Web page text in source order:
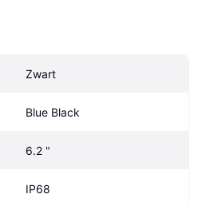
Zwart
Blue Black
6.2 "
IP68